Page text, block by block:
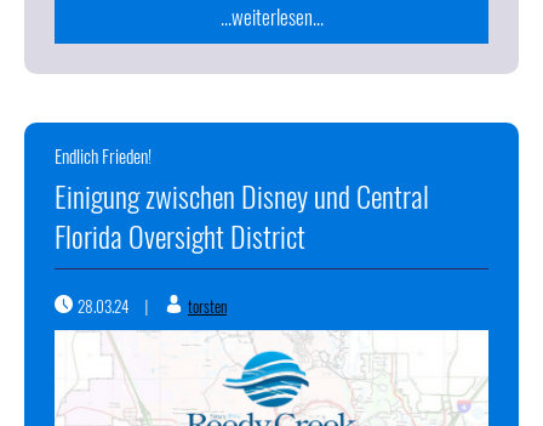
...weiterlesen...
Endlich Frieden!
Einigung zwischen Disney und Central
Florida Oversight District
28.03.24 torsten